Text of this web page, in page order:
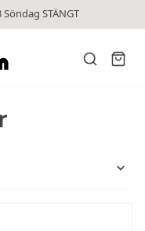
STÄNGT